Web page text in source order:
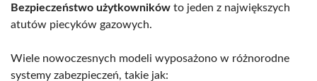
Bezpieczeństwo użytkowników to jeden z największych
atutów piecyków gazowych.
Wiele nowoczesnych modeli wyposażono w różnorodne
systemy zabezpieczeń, takie jak: